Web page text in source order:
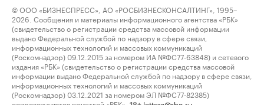
© ООО «БИЗНЕСПРЕСС», АО «РОСБИЗНЕСКОНСАЛТИНГ», 1995–
2026. Сообщения и материалы информационного агентства «РБК»
(свидетельство о регистрации средства массовой информации
выдано Федеральной службой по надзору в сфере связи,
информационных технологий и массовых коммуникаций
(Роскомнадзор) 09.12.2015 за номером ИА №ФС77-63848) и сетевого
издания «РБК» (свидетельство о регистрации средства массовой
информации выдано Федеральной службой по надзору в сфере связи,
информационных технологий и массовых коммуникаций
(Роскомнадзор) 03.12.2021 за номером ЭЛ №ФС77-82385)